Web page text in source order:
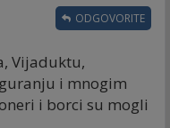
Vijaduktu,
i mnogim
i borci su mogli
ODGOVORITE